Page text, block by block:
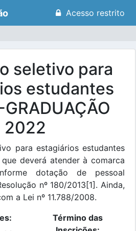
Acesso restrito
seletivo para
estudantes
2022
para estagiários estudantes
deverá atender à comarca
dotação de pessoal
nº 180/2013[1]. Ainda,
a Lei nº 11.788/2008.
Término das